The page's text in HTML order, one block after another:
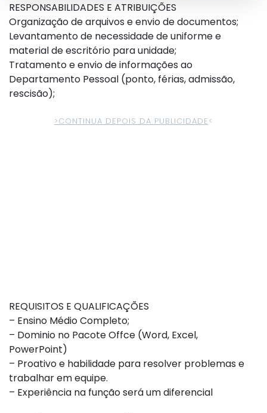
RESPONSABILIDADES E ATRIBUIÇÕES
Organização de arquivos e envio de documentos;
Levantamento de necessidade de uniforme e
material de escritório para unidade;
Tratamento e envio de informações ao
Departamento Pessoal (ponto, férias, admissão,
rescisão);
>CONTINUA DEPOIS DA PUBLICIDADE<
REQUISITOS E QUALIFICAÇÕES
– Ensino Médio Completo;
– Dominio no Pacote Offce (Word, Excel,
PowerPoint)
– Proativo e habilidade para resolver problemas e
trabalhar em equipe.
– Experiência na função será um diferencial